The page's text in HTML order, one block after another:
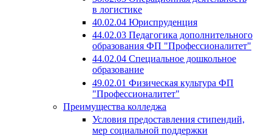
в логистике
40.02.04 Юриспруденция
44.02.03 Педагогика дополнительного
образования ФП "Профессионалитет"
44.02.04 Специальное дошкольное
образование
49.02.01 Физическая культура ФП
"Профессионалитет"
Преимущества колледжа
Условия предоставления стипендий,
мер социальной поддержки